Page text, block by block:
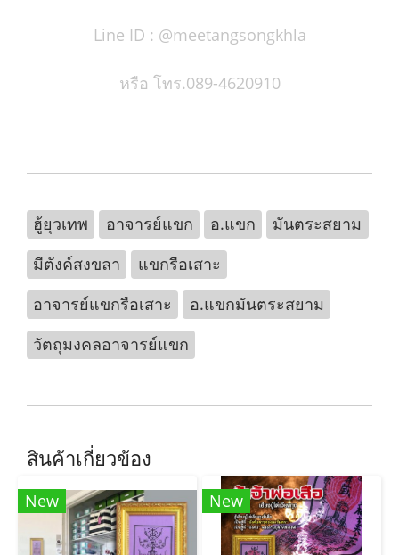
Line ID : @meetangsongkhla
หรือ โทร.089-4620910
ฮู้ยุวเทพ อาจารย์แขก อ.แขก
มันตระสยาม
มีตังค์สงขลา
แขกรือเสาะ
อาจารย์แขกรือเสาะ
อ.แขกมันตระสยาม
วัตถุมงคลอาจารย์แขก
สินค้าเกี่ยวข้อง
New New